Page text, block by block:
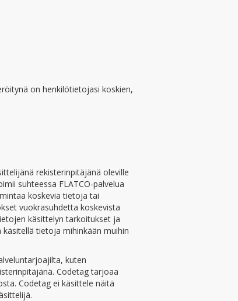
on henkilötietojasi koskien,
rekisterinpitäjänä oleville
suhteessa FLATCO-palvelua
koskevia tietoja tai
vuokrasuhdetta koskevista
käsittelyn tarkoitukset ja
tietoja mihinkään muihin
kuten
Codetag tarjoaa
Codetag ei käsittele näitä